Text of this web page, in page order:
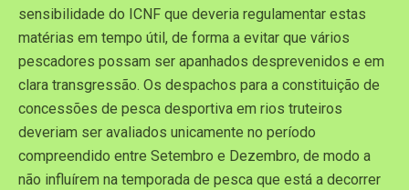
sensibilidade do ICNF que deveria regulamentar estas
matérias em tempo útil, de forma a evitar que vários
pescadores possam ser apanhados desprevenidos e em
clara transgressão. Os despachos para a constituição de
concessões de pesca desportiva em rios truteiros
deveriam ser avaliados unicamente no período
compreendido entre Setembro e Dezembro, de modo a
não influírem na temporada de pesca que está a decorrer